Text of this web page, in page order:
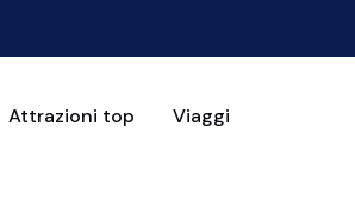
Attrazioni top Viaggi